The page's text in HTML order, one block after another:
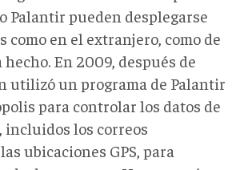
Palantir pueden desplegarse
como en el extranjero, como de
hecho. En 2009, después de
utilizó un programa de Palantir
para controlar los datos de
incluidos los correos
ubicaciones GPS, para